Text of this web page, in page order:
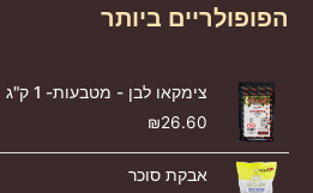
הפופולריים ביותר
צימקאו לבן - מטבעות- 1 ק"ג
₪26.60
אבקת סוכר